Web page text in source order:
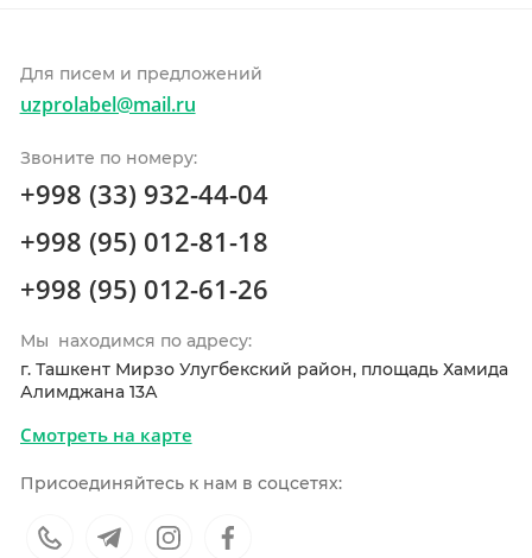
Присоединяйтесь к нам в соцсетях:
Для писем и предложений
uzprolabel@mail.ru
Звоните по номеру:
+998 (33) 932-44-04
+998 (95) 012-81-18
+998 (95) 012-61-26
Мы находимся по адресу:
г. Ташкент Мирзо Улугбекский район, площадь Хамида
Алимджана 13А
Смотреть на карте